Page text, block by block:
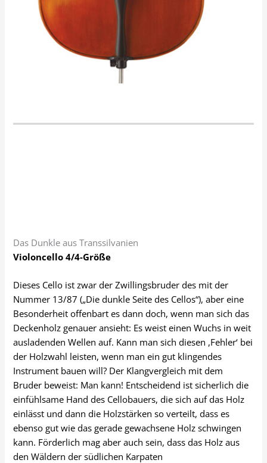
Das Dunkle aus Transsilvanien
Violoncello 4/4-Größe
Dieses Cello ist zwar der Zwillingsbruder des mit der
Nummer 13/87 („Die dunkle Seite des Cellos“), aber eine
Besonderheit offenbart es dann doch, wenn man sich das
Deckenholz genauer ansieht: Es weist einen Wuchs in weit
ausladenden Wellen auf. Kann man sich diesen ,Fehler‘ bei
der Holzwahl leisten, wenn man ein gut klingendes
Instrument bauen will? Der Klangvergleich mit dem
Bruder beweist: Man kann! Entscheidend ist sicherlich die
einfühlsame Hand des Cellobauers, die sich auf das Holz
einlässt und dann die Holzstärken so verteilt, dass es
ebenso gut wie das gerade gewachsene Holz schwingen
kann. Förderlich mag aber auch sein, dass das Holz aus
den Wäldern der südlichen Karpaten